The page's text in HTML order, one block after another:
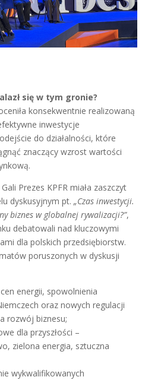
się w tym gronie?
konsekwentnie realizowaną
inwestycje
do działalności, które
znaczący wzrost wartości
Prezes KPFR miała zaszczyt
dyskusyjnym pt. „Czas inwestycji.
biznes w globalnej rywalizacji?”,
debatowali nad kluczowymi
dla polskich przedsiębiorstw.
poruszonych w dyskusji
energii, spowolnienia
oraz nowych regulacji
rozwój biznesu;
dla przyszłości –
zielona energia, sztuczna
wykwalifikowanych